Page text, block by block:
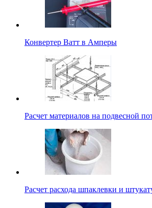
Конвертер Ватт в Амперы
Расчет материалов на подвесной
Расчет расхода шпаклевки и